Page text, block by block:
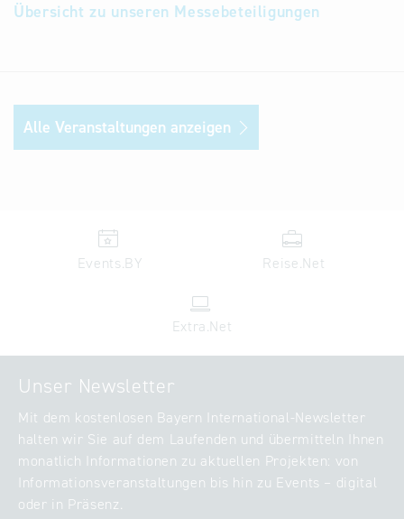
Übersicht zu unseren Messebeteiligungen
Alle Veranstaltungen anzeigen
Events.BY Reise.Net
Extra.Net
Unser Newsletter
Mit dem kostenlosen Bayern International-Newsletter
halten wir Sie auf dem Laufenden und übermitteln Ihnen
monatlich Informationen zu aktuellen Projekten: von
Informationsveranstaltungen bis hin zu Events – digital
oder in Präsenz.